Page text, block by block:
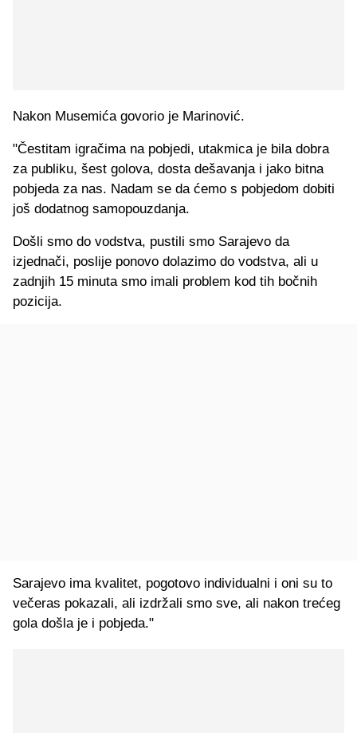
Nakon Musemića govorio je Marinović.
"Čestitam igračima na pobjedi, utakmica je bila dobra
za publiku, šest golova, dosta dešavanja i jako bitna
pobjeda za nas. Nadam se da ćemo s pobjedom dobiti
još dodatnog samopouzdanja.
Došli smo do vodstva, pustili smo Sarajevo da
izjednači, poslije ponovo dolazimo do vodstva, ali u
zadnjih 15 minuta smo imali problem kod tih bočnih
pozicija.
Sarajevo ima kvalitet, pogotovo individualni i oni su to
večeras pokazali, ali izdržali smo sve, ali nakon trećeg
gola došla je i pobjeda."